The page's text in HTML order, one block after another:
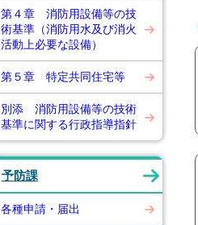
第４章 消防用設備等の技
術基準（消防用水及び消火
活動上必要な設備）
第５章 特定共同住宅等
別添 消防用設備等の技術
基準に関する行政指導指針
予防課
各種申請・届出